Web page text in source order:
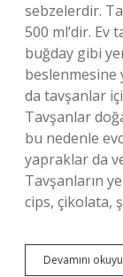
sebzelerdir.
500 ml’dir. Ev
buğday gibi
beslenmesine
da tavşanlar
Tavşanlar
bu nedenle
yapraklar da
Tavşanların
cips, çikolata,
Devamını